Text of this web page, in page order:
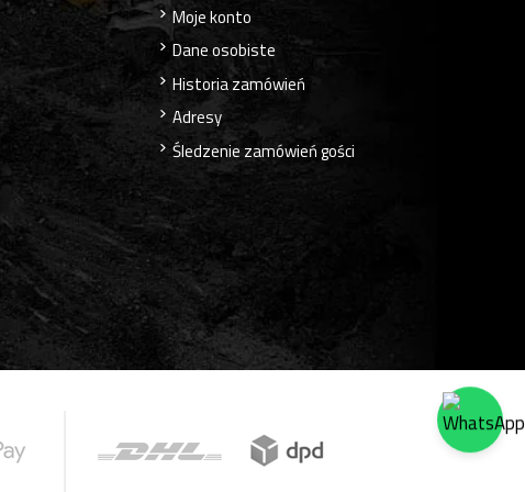
Moje konto
Dane osobiste
Historia zamówień
Adresy
Śledzenie zamówień gości